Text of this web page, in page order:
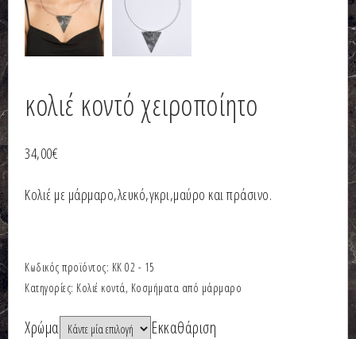
κολιέ κοντό χειροποίητο
34,00€
Κολιέ με μάρμαρο,λευκό,γκρι,μαύρο και πράσινο.
Κωδικός προϊόντος: ΚΚ 02 - 15
Κατηγορίες: Κολιέ κοντά, Κοσμήματα από μάρμαρο
Χρώμα Εκκαθάριση